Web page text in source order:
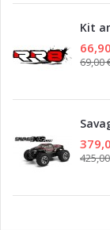
Kit
69,00